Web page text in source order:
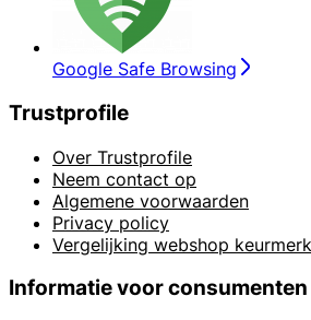
Google Safe Browsing
Trustprofile
Over Trustprofile
Neem contact op
Algemene voorwaarden
Privacy policy
Vergelijking webshop
Informatie voor consumenten